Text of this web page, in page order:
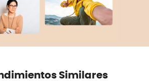
Similares